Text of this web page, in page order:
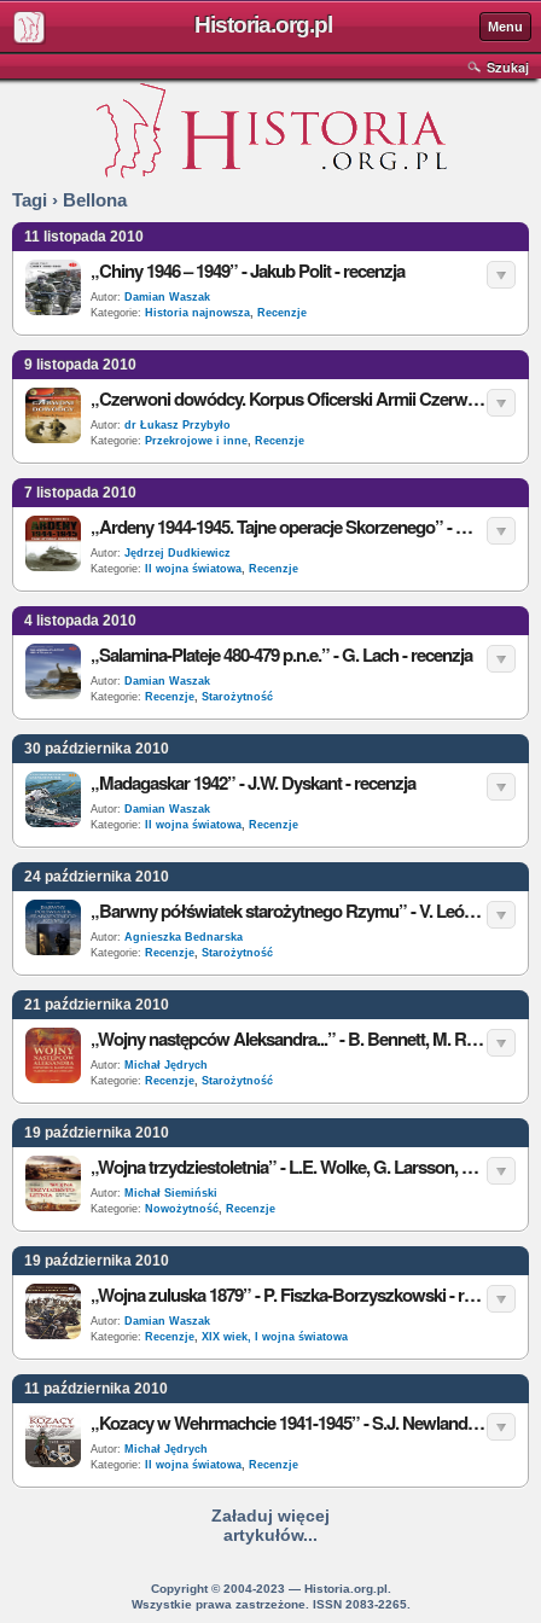
Historia.org.pl Menu
Szukaj
Tagi › Bellona
11 listopada 2010
„Chiny 1946 – 1949” - Jakub Polit - recenzja
Autor: Damian Waszak
Kategorie: Historia najnowsza, Recenzje
9 listopada 2010
„Czerwoni dowódcy. Korpus Oficerski Armii Czerwonej” - R.R. Reese - recenzja
Autor: dr Łukasz Przybyło
Kategorie: Przekrojowe i inne, Recenzje
7 listopada 2010
„Ardeny 1944-1945. Tajne operacje Skorzenego” - M. Schadewitz - recenzja
Autor: Jędrzej Dudkiewicz
Kategorie:
II wojna światowa, Recenzje
4 listopada 2010
„Salamina-Plateje 480-479 p.n.e.” - G. Lach - recenzja
Autor: Damian Waszak
Kategorie: Recenzje, Starożytność
30 października 2010
„Madagaskar 1942” - J.W. Dyskant - recenzja
Autor: Damian Waszak
Kategorie:
II wojna światowa, Recenzje
24 października 2010
„Barwny półświatek starożytnego Rzymu” - V. León - recenzja
Autor: Agnieszka Bednarska
Kategorie: Recenzje, Starożytność
21 października 2010
„Wojny następców Aleksandra...” - B. Bennett, M. Roberts - recenzja
Autor: Michał Jędrych
Kategorie: Recenzje, Starożytność
19 października 2010
„Wojna trzydziestoletnia” - L.E. Wolke, G. Larsson, N.E. Villstrand - recenzja
Autor: Michał Siemiński
Kategorie: Nowożytność, Recenzje
19 października 2010
„Wojna zuluska 1879” - P. Fiszka-Borzyszkowski - recenzja
Autor: Damian Waszak
Kategorie: Recenzje, XIX wiek, I wojna światowa
11 października 2010
„Kozacy w Wehrmachcie 1941-1945” - S.J. Newland - recenzja
Autor: Michał Jędrych
Kategorie:
II wojna światowa, Recenzje
Załaduj więcej
artykułów...
Copyright © 2004-2023 — Historia.org.pl.
Wszystkie prawa zastrzeżone. ISSN 2083-2265.